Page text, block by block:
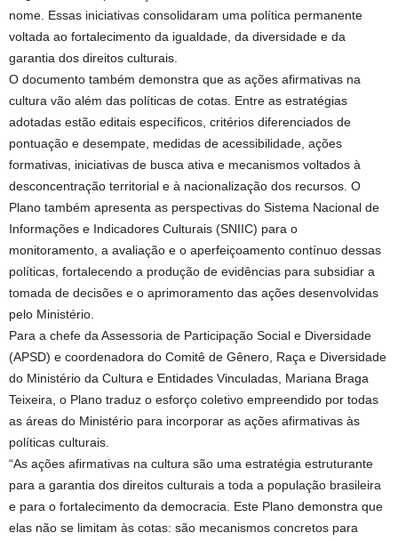
nome. Essas iniciativas consolidaram uma política permanente
voltada ao fortalecimento da igualdade, da diversidade e da
garantia dos direitos culturais.
O documento também demonstra que as ações afirmativas na
cultura vão além das políticas de cotas. Entre as estratégias
adotadas estão editais específicos, critérios diferenciados de
pontuação e desempate, medidas de acessibilidade, ações
formativas, iniciativas de busca ativa e mecanismos voltados à
desconcentração territorial e à nacionalização dos recursos. O
Plano também apresenta as perspectivas do Sistema Nacional de
Informações e Indicadores Culturais (SNIIC) para o
monitoramento, a avaliação e o aperfeiçoamento contínuo dessas
políticas, fortalecendo a produção de evidências para subsidiar a
tomada de decisões e o aprimoramento das ações desenvolvidas
pelo Ministério.
Para a chefe da Assessoria de Participação Social e Diversidade
(APSD) e coordenadora do Comitê de Gênero, Raça e Diversidade
do Ministério da Cultura e Entidades Vinculadas, Mariana Braga
Teixeira, o Plano traduz o esforço coletivo empreendido por todas
as áreas do Ministério para incorporar as ações afirmativas às
políticas culturais.
“As ações afirmativas na cultura são uma estratégia estruturante
para a garantia dos direitos culturais a toda a população brasileira
e para o fortalecimento da democracia. Este Plano demonstra que
elas não se limitam às cotas: são mecanismos concretos para